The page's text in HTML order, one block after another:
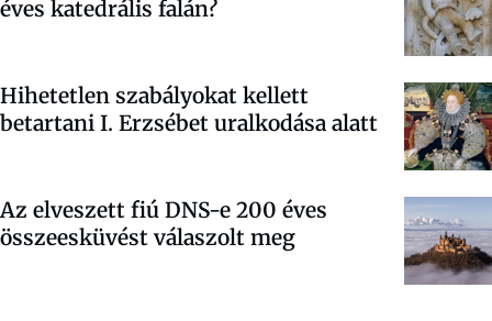
éves katedrális falán?
Hihetetlen szabályokat kellett
betartani I. Erzsébet uralkodása alatt
Az elveszett fiú DNS-e 200 éves
összeesküvést válaszolt meg